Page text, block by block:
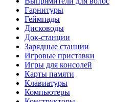
Гарнитуры
Геймпады
Дисководы
Док-станции
Зарядные станции
Игровые приставки
Игры для консолей
Карты памяти
Клавиатуры
Компьютеры